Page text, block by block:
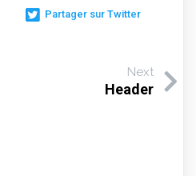
Partager sur Twitter
Next
Header